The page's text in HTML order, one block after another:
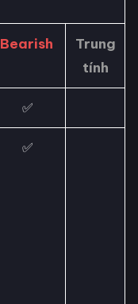
Bearish
Trung
tính
✅
✅